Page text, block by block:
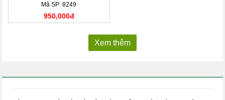
Mã SP: 8249
950,000đ
Xem thêm